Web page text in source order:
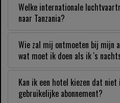
Welke internationale
naar Tanzania?
Wie zal mij ontmoeten bij mijn
wat moet ik doen als ik 's
Kan ik een hotel kiezen dat
gebruikelijke abonnement?